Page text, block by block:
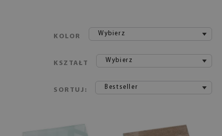
KOLOR Wybierz
KSZTAŁT Wybierz
SORTUJ: Bestseller